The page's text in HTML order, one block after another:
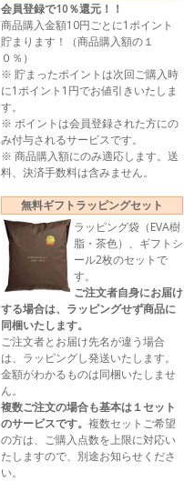
会員登録で10％還元！！
商品購入金額10円ごとに1ポイント
貯まります！（商品購入額の１
０％）
※ 貯まったポイントは次回ご購入時
に1ポイント1円でお値引きいたしま
す。
※ ポイントは会員登録された方にの
み付与されるサービスです。
※ 商品購入額にのみ適応します。送
料、決済手数料は含みません。
無料ギフトラッピングセット
ラッピング袋（EVA樹
脂・茶色）、ギフトシ
ール2枚のセットで
す。
ご注文者自身にお届け
する場合は、ラッピングせず商品に
同梱いたします。
ご注文者とお届け先名が違う場合
は、ラッピングし発送いたします。
金額がわかるものは同梱いたしませ
ん。
複数ご注文の場合も基本は１セット
のサービスです。 複数セットご希望
の方は、ご購入点数を上限に対応い
たしますので、別途お知らせくださ
い。